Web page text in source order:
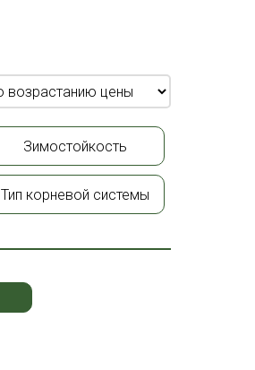
Зимостойкость
Тип корневой системы